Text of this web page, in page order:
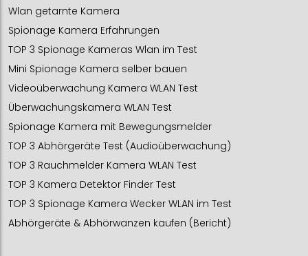
Wlan getarnte Kamera
Spionage Kamera Erfahrungen
TOP 3 Spionage Kameras Wlan im Test
Mini Spionage Kamera selber bauen
Videoüberwachung Kamera WLAN Test
Überwachungskamera WLAN Test
Spionage Kamera mit Bewegungsmelder
TOP 3 Abhörgeräte Test (Audioüberwachung)
TOP 3 Rauchmelder Kamera WLAN Test
TOP 3 Kamera Detektor Finder Test
TOP 3 Spionage Kamera Wecker WLAN im Test
Abhörgeräte & Abhörwanzen kaufen (Bericht)